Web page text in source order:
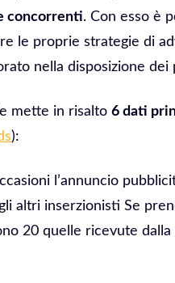
concorrenti. Con esso è
le proprie strategie di
nella disposizione dei
mette in risalto 6 dati
):
l’annuncio
altri inserzionisti Se
20 quelle ricevute